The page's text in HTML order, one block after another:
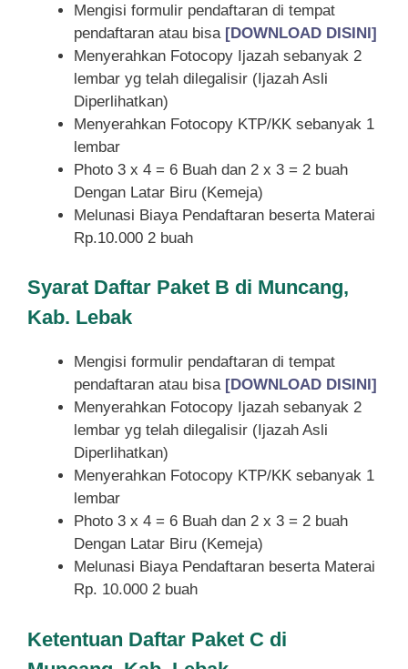
Mengisi formulir pendaftaran di tempat
pendaftaran atau bisa [DOWNLOAD DISINI]
Menyerahkan Fotocopy Ijazah sebanyak 2
lembar yg telah dilegalisir (Ijazah Asli
Diperlihatkan)
Menyerahkan Fotocopy KTP/KK sebanyak 1
lembar
Photo 3 x 4 = 6 Buah dan 2 x 3 = 2 buah
Dengan Latar Biru (Kemeja)
Melunasi Biaya Pendaftaran beserta Materai
Rp.10.000 2 buah
Syarat Daftar Paket B di Muncang,
Kab. Lebak
Mengisi formulir pendaftaran di tempat
pendaftaran atau bisa [DOWNLOAD DISINI]
Menyerahkan Fotocopy Ijazah sebanyak 2
lembar yg telah dilegalisir (Ijazah Asli
Diperlihatkan)
Menyerahkan Fotocopy KTP/KK sebanyak 1
lembar
Photo 3 x 4 = 6 Buah dan 2 x 3 = 2 buah
Dengan Latar Biru (Kemeja)
Melunasi Biaya Pendaftaran beserta Materai
Rp. 10.000 2 buah
Ketentuan Daftar Paket C di